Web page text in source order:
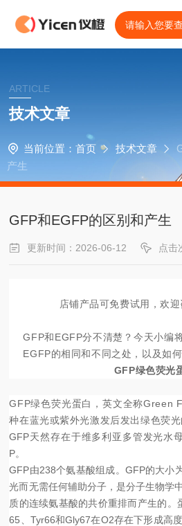
ARTICLE
技术文章
当前位置： 首页 技术文章
产生
GFP和EGFP的区别和产生
更新时间：2026-06-12 点击
店铺产品可免费试用 ，欢
GFP和EGFP分不清楚？今天小编
EGFP的相同和不同之处，以及如
GFP绿色荧光
GFP绿色荧光蛋白，英文全称Green
种在蓝光或紫外光激发后发出绿色荧光
GFP天然存在于维多利亚多管发光水
P。
GFP由238个氨基酸组成。GFP的大小
光而无需任何辅助分子，是分子生物学
质的连续氨基酸的共价重排而产生的。
65、Tyr66和Gly67在O2存在下形成高